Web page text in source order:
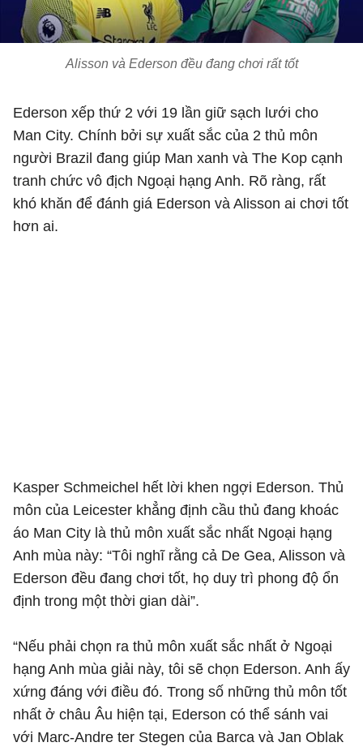
Alisson và Ederson đều đang chơi rất tốt
Ederson xếp thứ 2 với 19 lần giữ sạch lưới cho
Man City. Chính bởi sự xuất sắc của 2 thủ môn
người Brazil đang giúp Man xanh và The Kop cạnh
tranh chức vô địch Ngoại hạng Anh. Rõ ràng, rất
khó khăn để đánh giá Ederson và Alisson ai chơi tốt
hơn ai.
Kasper Schmeichel hết lời khen ngợi Ederson. Thủ
môn của Leicester khẳng định cầu thủ đang khoác
áo Man City là thủ môn xuất sắc nhất Ngoại hạng
Anh mùa này: “Tôi nghĩ rằng cả De Gea, Alisson và
Ederson đều đang chơi tốt, họ duy trì phong độ ổn
định trong một thời gian dài”.
“Nếu phải chọn ra thủ môn xuất sắc nhất ở Ngoại
hạng Anh mùa giải này, tôi sẽ chọn Ederson. Anh ấy
xứng đáng với điều đó. Trong số những thủ môn tốt
nhất ở châu Âu hiện tại, Ederson có thể sánh vai
với Marc-Andre ter Stegen của Barca và Jan Oblak